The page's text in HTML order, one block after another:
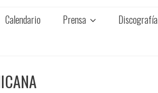
Calendario Prensa Discografía